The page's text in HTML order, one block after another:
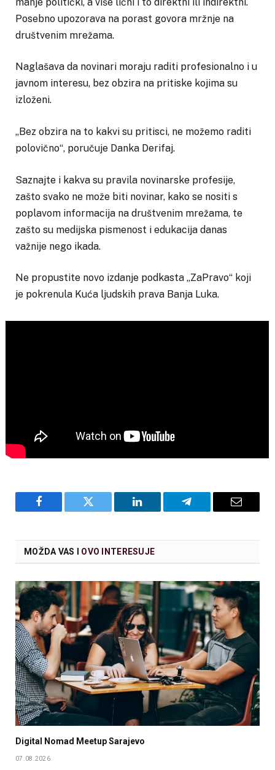
Posebno upozorava na porast govora mržnje na
društvenim mrežama.
Naglašava da novinari moraju raditi profesionalno i u
javnom interesu, bez obzira na pritiske kojima su
izloženi.
„Bez obzira na to kakvi su pritisci, ne možemo raditi
polovično“, poručuje Danka Derifaj.
Saznajte i kakva su pravila novinarske profesije,
zašto svako ne može biti novinar, kako se nositi s
poplavom informacija na društvenim mrežama, te
zašto su medijska pismenost i edukacija danas
važnije nego ikada.
Ne propustite novo izdanje podkasta „ZaPravo“ koji
je pokrenula Kuća ljudskih prava Banja Luka.
Facebook Twitter LinkedIn Telegram Email
MOŽDA VAS I OVO INTERESUJE
Digital Nomad Meetup Sarajevo
07.08.2026